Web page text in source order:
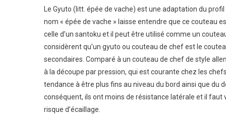
Le Gyuto (litt. épée de vache) est une adaptation du
nom « épée de vache » laisse entendre que ce couteau
celle d’un santoku et il peut être utilisé comme un
considèrent qu’un gyuto ou couteau de chef est le
secondaires. Comparé à un couteau de chef de style
à la découpe par pression, qui est courante chez les
tendance à être plus fins au niveau du bord ainsi que du
conséquent, ils ont moins de résistance latérale et il
risque d’écaillage.